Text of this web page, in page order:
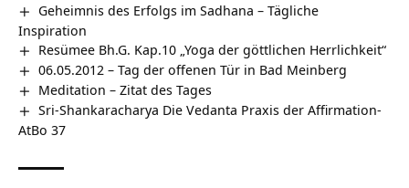
Geheimnis des Erfolgs im Sadhana – Tägliche
Inspiration
Resümee Bh.G. Kap.10 „Yoga der göttlichen Herrlichkeit“
06.05.2012 – Tag der offenen Tür in Bad Meinberg
Meditation – Zitat des Tages
Sri-Shankaracharya Die Vedanta Praxis der Affirmation-
AtBo 37